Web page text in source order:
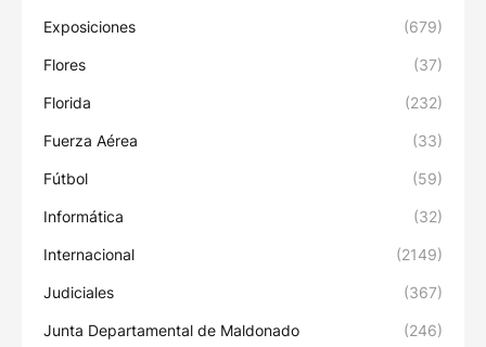
Exposiciones (679)
Flores (37)
Florida (232)
Fuerza Aérea (33)
Fútbol (59)
Informática (32)
Internacional (2149)
Judiciales (367)
Junta Departamental de Maldonado (246)